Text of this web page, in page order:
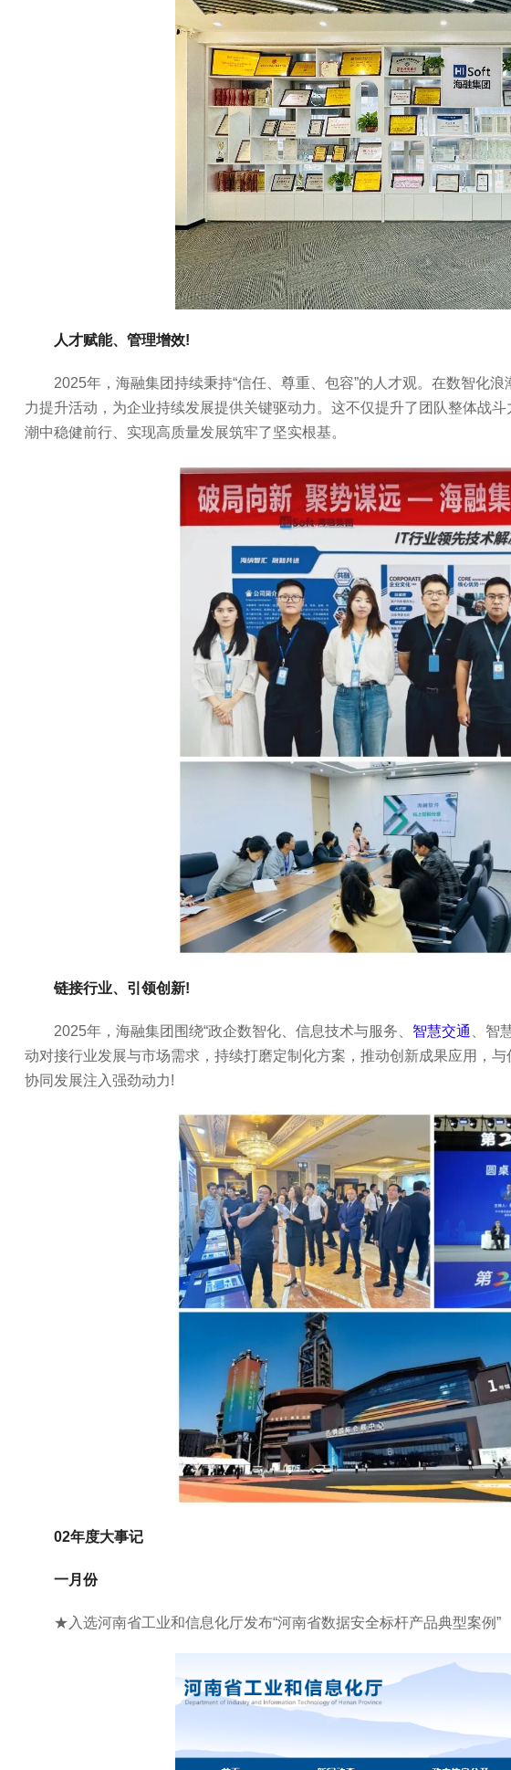
人才赋能、管理增效!
2025年，海融集团持续秉持“信任、尊重、包容”的人才观。在数智化
力提升活动，为企业持续发展提供关键驱动力。这不仅提升了团队整体战
潮中稳健前行、实现高质量发展筑牢了坚实根基。
链接行业、引领创新!
2025年，海融集团围绕“政企数智化、信息技术与服务、 智慧交通
、智
动对接行业发展与市场需求，持续打磨定制化方案，推动创新成果应用，
协同发展注入强劲动力!
02年度大事记
一月份
★入选河南省工业和信息化厅发布“河南省数据安全标杆产品典型案例”